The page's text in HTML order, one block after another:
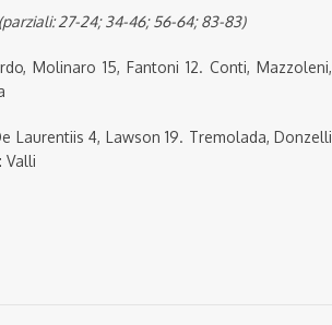
(parziali: 27-24; 34-46; 56-64; 83-83)
Molinaro 15, Fantoni 12. Conti, Mazzoleni,
Laurentiis 4, Lawson 19. Tremolada, Donzelli
Valli